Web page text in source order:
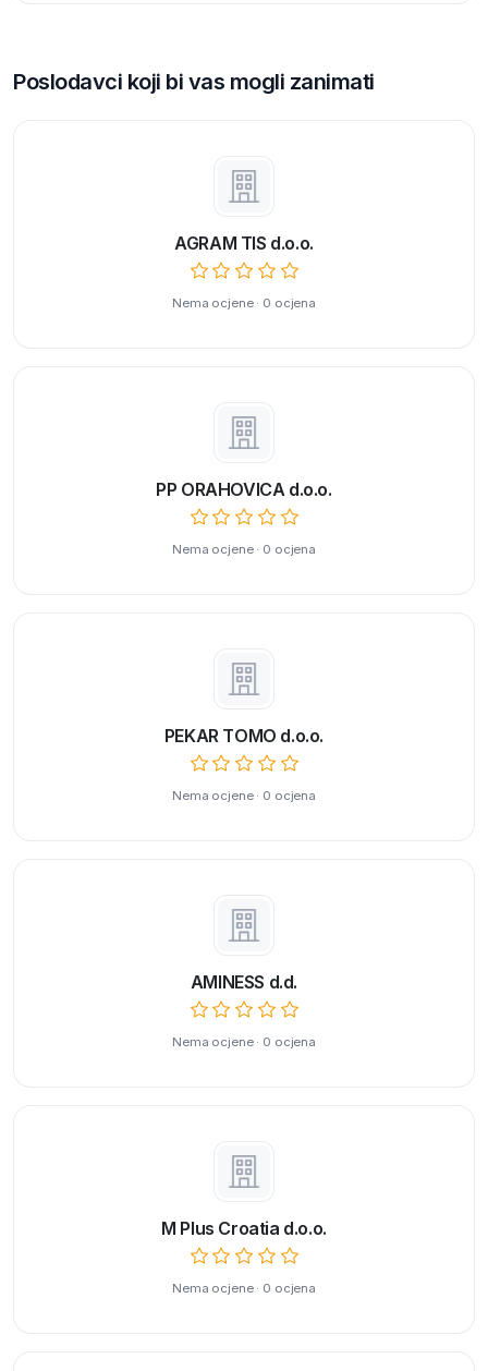
Poslodavci koji bi vas mogli zanimati
AGRAM TIS d.o.o.
Nema ocjene · 0 ocjena
PP ORAHOVICA d.o.o.
Nema ocjene · 0 ocjena
PEKAR TOMO d.o.o.
Nema ocjene · 0 ocjena
AMINESS d.d.
Nema ocjene · 0 ocjena
M Plus Croatia d.o.o.
Nema ocjene · 0 ocjena